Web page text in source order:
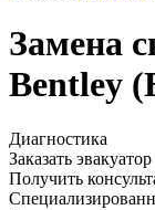
Замена
Bentley
Диагностика
Заказать эвакуатор
Получить